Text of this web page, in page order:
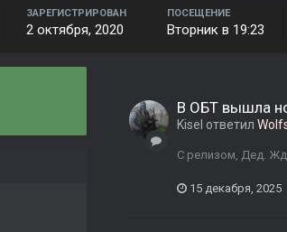
ЗАРЕГИСТРИРОВАН
2 октября, 2020
ПОСЕЩЕНИЕ
Вторник в 19:23
В ОБТ вышла
Kisel ответил
С релизом, Дед.
15 декабря, 2025